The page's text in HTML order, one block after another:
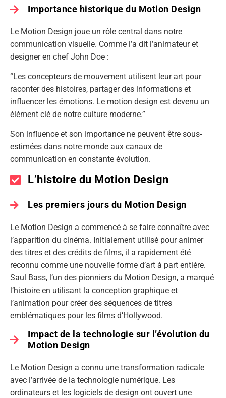
Importance historique du Motion Design
Le Motion Design joue un rôle central dans notre
communication visuelle. Comme l’a dit l’animateur et
designer en chef John Doe :
“Les concepteurs de mouvement utilisent leur art pour
raconter des histoires, partager des informations et
influencer les émotions. Le motion design est devenu un
élément clé de notre culture moderne.”
Son influence et son importance ne peuvent être sous-
estimées dans notre monde aux canaux de
communication en constante évolution.
L’histoire du Motion Design
Les premiers jours du Motion Design
Le Motion Design a commencé à se faire connaître avec
l’apparition du cinéma. Initialement utilisé pour animer
des titres et des crédits de films, il a rapidement été
reconnu comme une nouvelle forme d’art à part entière.
Saul Bass, l’un des pionniers du Motion Design, a marqué
l’histoire en utilisant la conception graphique et
l’animation pour créer des séquences de titres
emblématiques pour les films d’Hollywood.
Impact de la technologie sur l’évolution du
Motion Design
Le Motion Design a connu une transformation radicale
avec l’arrivée de la technologie numérique. Les
ordinateurs et les logiciels de design ont ouvert une